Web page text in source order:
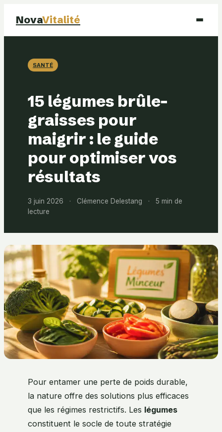
NovaVitalité
Santé
Bien-être
SANTÉ
15 légumes brûle-
graisses pour
maigrir : le guide
pour optimiser vos
résultats
3 juin 2026 · Clémence Delestang ·
5 min de
lecture
Pour entamer une perte de poids durable,
la nature offre des solutions plus efficaces
que les régimes restrictifs. Les légumes
constituent le socle de toute stratégie